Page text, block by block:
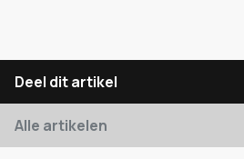
Deel dit artikel
Alle artikelen